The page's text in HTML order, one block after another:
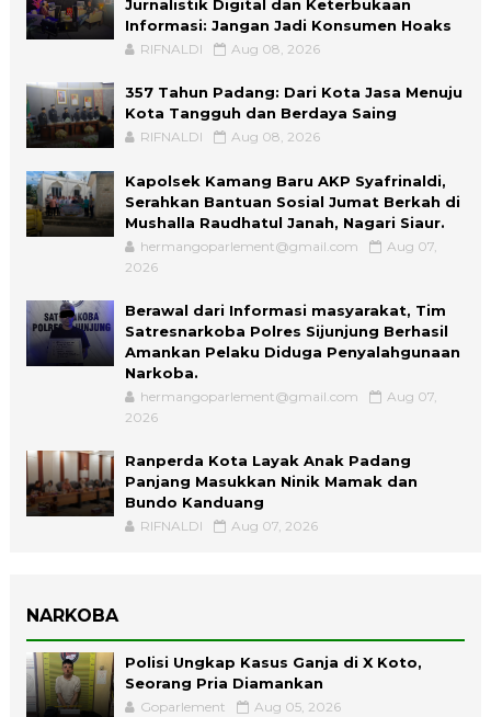
Jurnalistik Digital dan Keterbukaan
Informasi: Jangan Jadi Konsumen Hoaks
RIFNALDI Aug 08, 2026
357 Tahun Padang: Dari Kota Jasa Menuju
Kota Tangguh dan Berdaya Saing
RIFNALDI Aug 08, 2026
Kapolsek Kamang Baru AKP Syafrinaldi,
Serahkan Bantuan Sosial Jumat Berkah di
Mushalla Raudhatul Janah, Nagari Siaur.
hermangoparlement@gmail.com
Aug 07,
2026
Berawal dari Informasi masyarakat, Tim
Satresnarkoba Polres Sijunjung Berhasil
Amankan Pelaku Diduga Penyalahgunaan
Narkoba.
hermangoparlement@gmail.com
Aug 07,
2026
Ranperda Kota Layak Anak Padang
Panjang Masukkan Ninik Mamak dan
Bundo Kanduang
RIFNALDI Aug 07, 2026
NARKOBA
Polisi Ungkap Kasus Ganja di X Koto,
Seorang Pria Diamankan
Goparlement Aug 05, 2026